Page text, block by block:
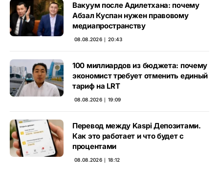
Вакуум после Адилетхана: почему
Абзал Куспан нужен правовому
медиапространству
08.08.2026 ∣ 20:43
100 миллиардов из бюджета: почему
экономист требует отменить единый
тариф на LRT
08.08.2026 ∣ 19:09
Перевод между Kaspi Депозитами.
Как это работает и что будет с
процентами
08.08.2026 ∣ 18:12